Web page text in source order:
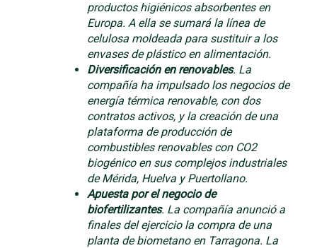
productos higiénicos absorbentes en
Europa. A ella se sumará la línea de
celulosa moldeada para sustituir a los
envases de plástico en alimentación.
Diversificación en renovables. La
compañía ha impulsado los negocios de
energía térmica renovable, con dos
contratos activos, y la creación de una
plataforma de producción de
combustibles renovables con CO2
biogénico en sus complejos industriales
de Mérida, Huelva y Puertollano.
Apuesta por el negocio de
biofertilizantes. La compañía anunció a
finales del ejercicio la compra de una
planta de biometano en Tarragona. La